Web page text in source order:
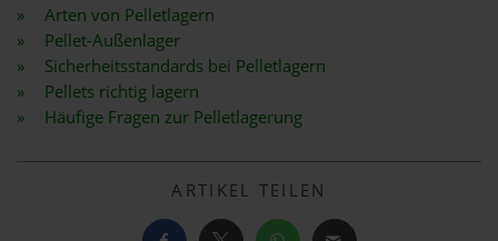
Arten von Pelletlagern
Pellet-Außenlager
Sicherheitsstandards bei Pelletlagern
Pellets richtig lagern
Häufige Fragen zur Pelletlagerung
ARTIKEL TEILEN